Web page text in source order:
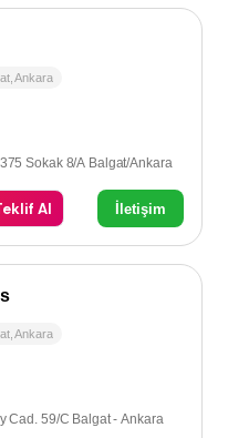
,Ankara
Sokak 8/A Balgat/Ankara
Al İletişim
,Ankara
Cad. 59/C Balgat - Ankara